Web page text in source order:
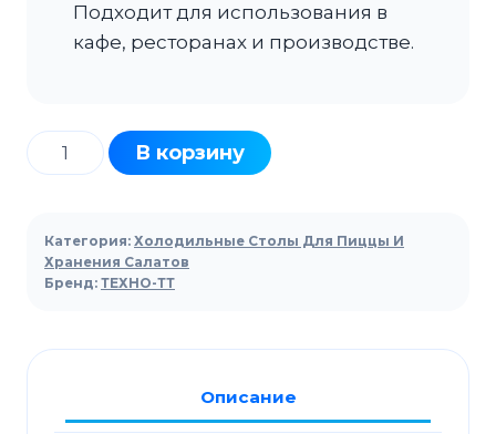
Подходит для использования в
кафе, ресторанах и производстве.
Количество
товара
холодильный
ТЕХНО-
ТТ
С-227/20-
В корзину
Категория: Холодильные Столы Для Пиццы И
Хранения Салатов
Бренд: ТЕХНО-ТТ
Описание